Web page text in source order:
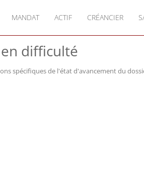
MANDAT ACTIF CRÉANCIER
difficulté
spécifiques de l'état d'avancement du